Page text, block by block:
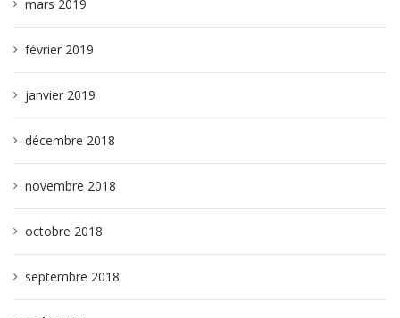
mars 2019
février 2019
janvier 2019
décembre 2018
novembre 2018
octobre 2018
septembre 2018